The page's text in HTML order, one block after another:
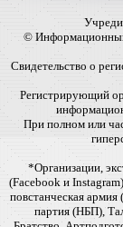
©
Свидетельство о
Регистрирующий
При полном или
*Организации,
(Facebook и
повстанческая
партия (НБП),